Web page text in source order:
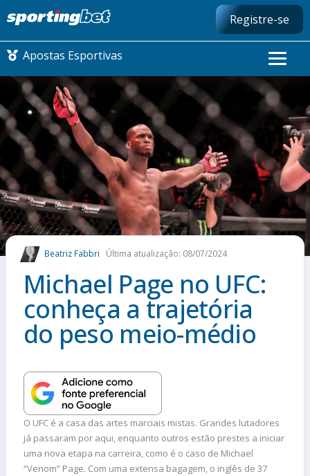
Registre-se
Apostas Esportivas
CONMEBOL LIBERTADORES
FUTEBOL NACIONAL
FUTEBOL INTERNACIONAL
COMO APOSTAR
MAIS ESPORTES
Beatriz Fabbri Última atualização: 08/07/2024
Michael Page no UFC:
conheça a trajetória
do peso meio-médio
O UFC é a casa das artes marciais mistas. Grandes lutadores
já passaram por aqui, enquanto outros estão prestes a iniciar
uma nova etapa na carreira, como é o caso de Michael
“Venom” Page. Com uma extensa bagagem, o inglês de 37